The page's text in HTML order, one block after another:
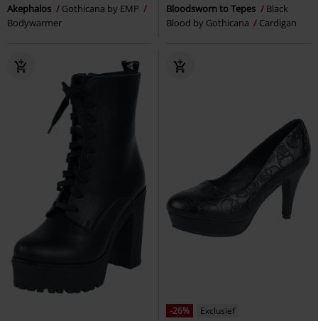
Akephalos
Gothicana by EMP
Bodywarmer
Bloodsworn to Tepes
Black
Blood by Gothicana
Cardigan
-26%
Exclusief